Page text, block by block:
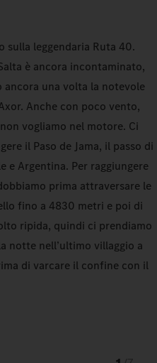
sulla leggendaria Ruta 40.
è ancora incontaminato,
ancora una volta la notevole
Anche con poco vento,
vogliamo nel motore. Ci
il Paso de Jama, il passo di
Argentina. Per raggiungere
prima attraversare le
fino a 4830 metri e poi di
ripida, quindi ci prendiamo
notte nell’ultimo villaggio a
di varcare il confine con il